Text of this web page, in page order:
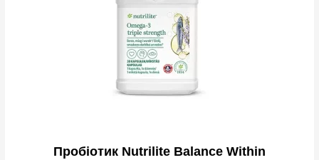
Пробіотик Nutrilite Balance Within